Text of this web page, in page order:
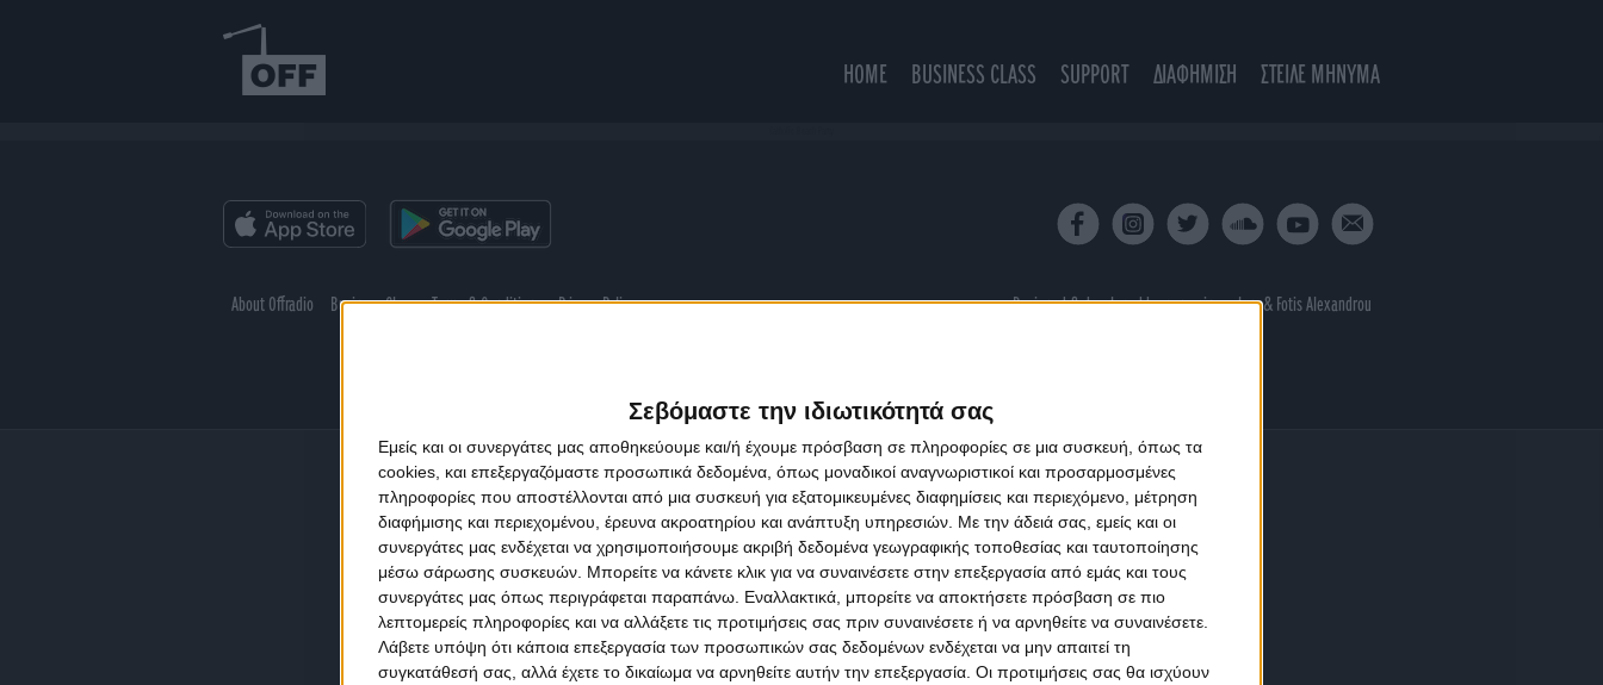
Σεβόμαστε την ιδιωτικότητά σας
Εμείς και οι συνεργάτες μας αποθηκεύουμε και/ή έχουμε πρόσβαση σε πληροφορίες σε μια συσκευή, όπως τα
cookies, και επεξεργαζόμαστε προσωπικά δεδομένα, όπως μοναδικοί αναγνωριστικοί και προσαρμοσμένες
πληροφορίες που αποστέλλονται από μια συσκευή για εξατομικευμένες διαφημίσεις και περιεχόμενο, μέτρηση
διαφήμισης και περιεχομένου, έρευνα ακροατηρίου και ανάπτυξη υπηρεσιών. Με την άδειά σας, εμείς και οι
συνεργάτες μας ενδέχεται να χρησιμοποιήσουμε ακριβή δεδομένα γεωγραφικής τοποθεσίας και ταυτοποίησης
μέσω σάρωσης συσκευών. Μπορείτε να κάνετε κλικ για να συναινέσετε στην επεξεργασία από εμάς και τους
συνεργάτες μας όπως περιγράφεται παραπάνω. Εναλλακτικά, μπορείτε να αποκτήσετε πρόσβαση σε πιο
λεπτομερείς πληροφορίες και να αλλάξετε τις προτιμήσεις σας πριν συναινέσετε ή να αρνηθείτε να συναινέσετε.
Λάβετε υπόψη ότι κάποια επεξεργασία των προσωπικών σας δεδομένων ενδέχεται να μην απαιτεί τη
συγκατάθεσή σας, αλλά έχετε το δικαίωμα να αρνηθείτε αυτήν την επεξεργασία. Οι προτιμήσεις σας θα ισχύουν
HOME BUSINESS CLASS SUPPORT ΔΙΑΦΗΜΙΣΗ ΣΤΕΙΛΕ ΜΗΝΥΜΑ
About Offradio Business Class Terms & Conditions Privacy Policy Designed & developed byporcupine colors& Fotis Alexandrou